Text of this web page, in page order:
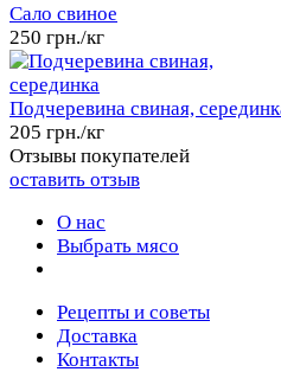
Сало свиное
250 грн./кг
Подчеревина свиная,
205 грн./кг
Отзывы покупателей
оставить отзыв
О нас
Выбрать мясо
Рецепты и советы
Доставка
Контакты